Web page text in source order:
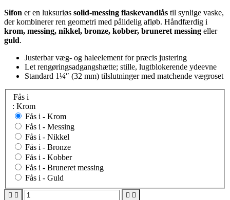
Sifon er en luksuriøs solid-messing flaskevandlås til synlige vaske,
der kombinerer ren geometri med pålidelig afløb. Håndfærdig i
krom, messing, nikkel, bronze, kobber, bruneret messing eller
guld.
Justerbar væg- og haleelement for præcis justering
Let rengøringsadgangshætte; stille, lugtblokerende ydeevne
Standard 1¼″ (32 mm) tilslutninger med matchende vægroset
Fås i
: Krom
Fås i - Krom
Fås i - Messing
Fås i - Nikkel
Fås i - Bronze
Fås i - Kobber
Fås i - Bruneret messing
Fås i - Guld
   